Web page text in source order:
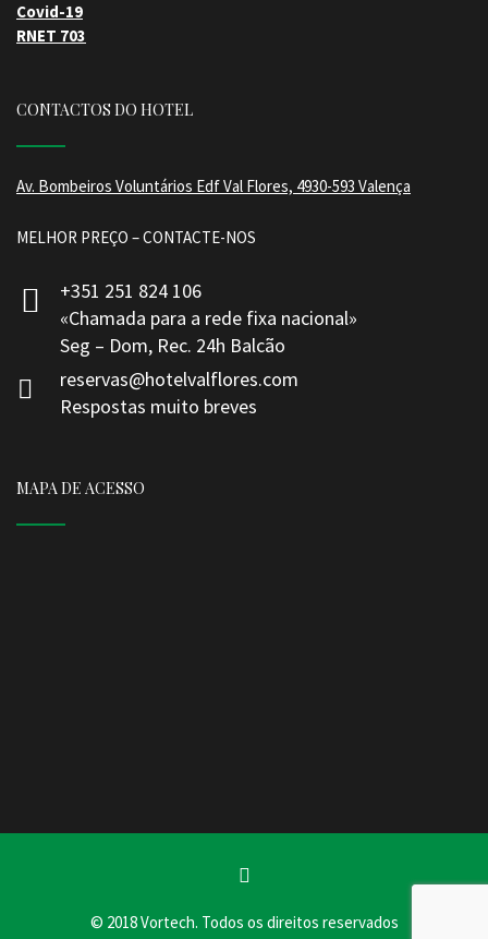
Covid-19
RNET 703
CONTACTOS DO HOTEL
Av. Bombeiros Voluntários Edf Val Flores, 4930-593 Valença
MELHOR PREÇO – CONTACTE-NOS
+351 251 824 106
«Chamada para a rede fixa nacional»
Seg – Dom, Rec. 24h Balcão
reservas@hotelvalflores.com
Respostas muito breves
MAPA DE ACESSO
© 2018 Vortech. Todos os direitos reservados